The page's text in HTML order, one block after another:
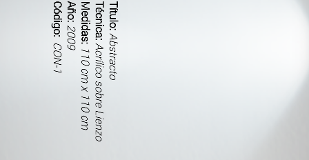
Título:
Abstracto
Técnica:
Acrílico sobre Lienzo
Medidas:
110 cm x 110 cm
Año:
2009
Código:
CON-1